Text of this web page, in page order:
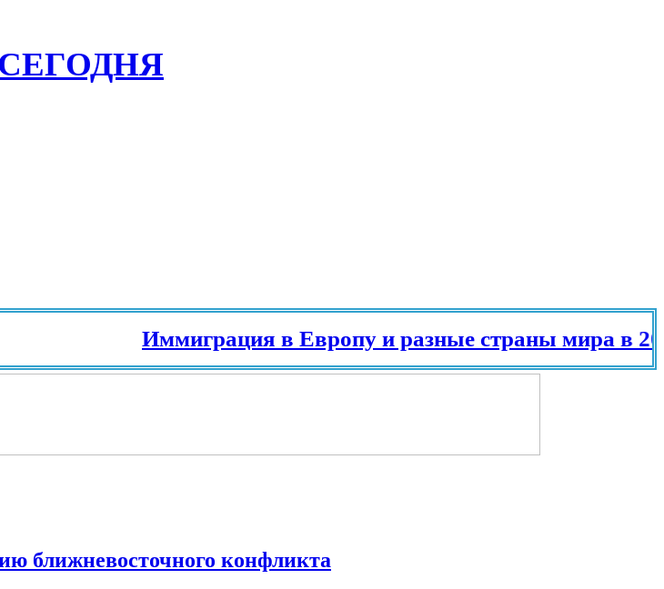
Иммиграция в Европу и разные страны мира в 2025
ближневосточного конфликта